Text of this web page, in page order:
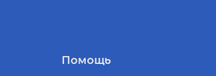
Помощь